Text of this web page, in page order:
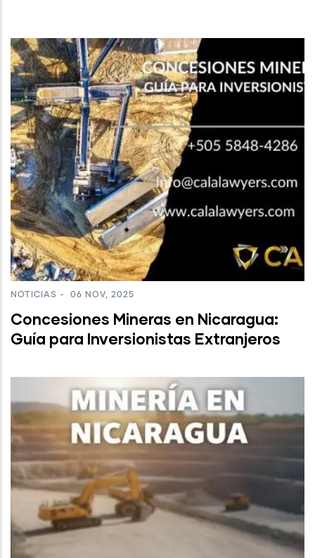
NOTICIAS - 06 NOV, 2025
Concesiones Mineras en Nicaragua:
Guía para Inversionistas Extranjeros